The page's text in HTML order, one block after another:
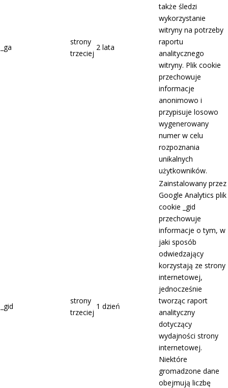
_ga
strony
trzeciej
2 lata
także śledzi
wykorzystanie
witryny na potrzeby
raportu
analitycznego
witryny. Plik cookie
przechowuje
informacje
anonimowo i
przypisuje losowo
wygenerowany
numer w celu
rozpoznania
unikalnych
użytkowników.
_gid
strony
trzeciej
1 dzień
Zainstalowany przez
Google Analytics plik
cookie _gid
przechowuje
informacje o tym, w
jaki sposób
odwiedzający
korzystają ze strony
internetowej,
jednocześnie
tworząc raport
analityczny
dotyczący
wydajności strony
internetowej.
Niektóre
gromadzone dane
obejmują liczbę